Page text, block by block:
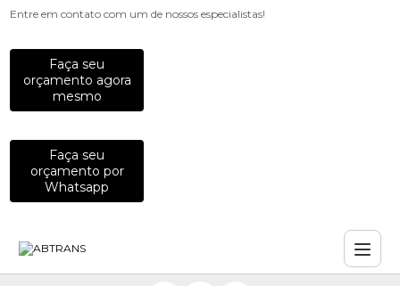
Entre em contato com um de nossos especialistas!
Faça seu
orçamento agora
mesmo
Faça seu
orçamento por
Whatsapp